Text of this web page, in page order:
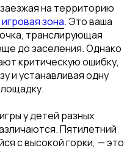
на территорию
зона. Это ваша
транслирующая
до заселения. Однако
критическую ошибку,
и устанавливая одну
у детей разных
Пятилетний
с высокой горки, — это